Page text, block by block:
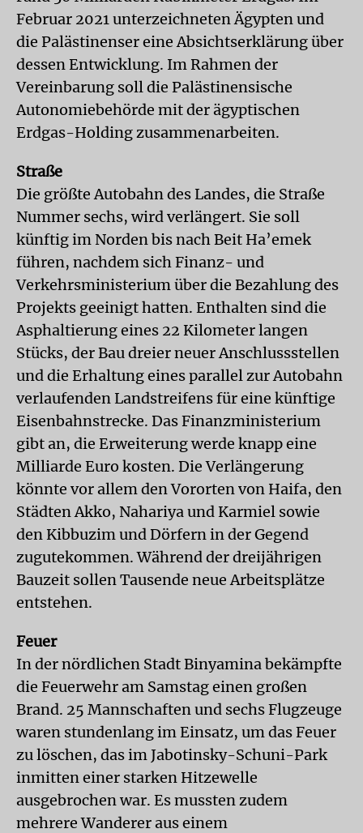
Februar 2021 unterzeichneten Ägypten und
die Palästinenser eine Absichtserklärung über
dessen Entwicklung. Im Rahmen der
Vereinbarung soll die Palästinensische
Autonomiebehörde mit der ägyptischen
Erdgas-Holding zusammenarbeiten.
Straße
Die größte Autobahn des Landes, die Straße
Nummer sechs, wird verlängert. Sie soll
künftig im Norden bis nach Beit Ha’emek
führen, nachdem sich Finanz- und
Verkehrsministerium über die Bezahlung des
Projekts geeinigt hatten. Enthalten sind die
Asphaltierung eines 22 Kilometer langen
Stücks, der Bau dreier neuer Anschlussstellen
und die Erhaltung eines parallel zur Autobahn
verlaufenden Landstreifens für eine künftige
Eisenbahnstrecke. Das Finanzministerium
gibt an, die Erweiterung werde knapp eine
Milliarde Euro kosten. Die Verlängerung
könnte vor allem den Vororten von Haifa, den
Städten Akko, Nahariya und Karmiel sowie
den Kibbuzim und Dörfern in der Gegend
zugutekommen. Während der dreijährigen
Bauzeit sollen Tausende neue Arbeitsplätze
entstehen.
Feuer
In der nördlichen Stadt Binyamina bekämpfte
die Feuerwehr am Samstag einen großen
Brand. 25 Mannschaften und sechs Flugzeuge
waren stundenlang im Einsatz, um das Feuer
zu löschen, das im Jabotinsky-Schuni-Park
inmitten einer starken Hitzewelle
ausgebrochen war. Es mussten zudem
mehrere Wanderer aus einem